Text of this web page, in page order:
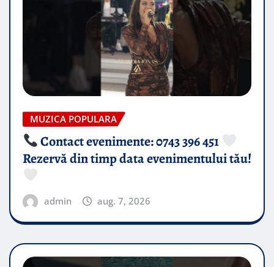
MUZICA POPULARA
Contact evenimente: 0743 396 451
Rezervă din timp data evenimentului tău!
admin aug. 7, 2026